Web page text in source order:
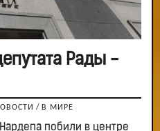
Рады -
/ В МИРЕ
побили в центре